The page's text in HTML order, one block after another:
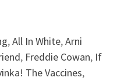
,All In White,Arni
, Freddie Cowan, If
The Vaccines,